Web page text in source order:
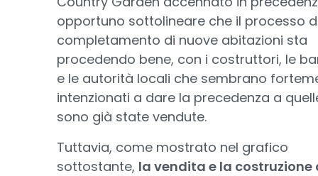
opportuno sottolineare che il processo
completamento di nuove abitazioni sta
procedendo bene, con i costruttori, le
e le autorità locali che sembrano
intenzionati a dare la precedenza a
sono già state vendute.
Tuttavia, come mostrato nel grafico
sottostante, la vendita e la costruzione